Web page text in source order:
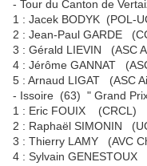
- Tour du Canton de
1 : Jacek BODYK (POL-
2 : Jean-Paul GARDE
3 : Gérald LIEVIN (ASC
4 : Jérôme GANNAT
5 : Arnaud LIGAT (ASC
- Issoire (63) " Grand
1 : Eric FOUIX (CRCL)
2 : Raphaël SIMONIN
3 : Thierry LAMY (AVC
4 : Sylvain